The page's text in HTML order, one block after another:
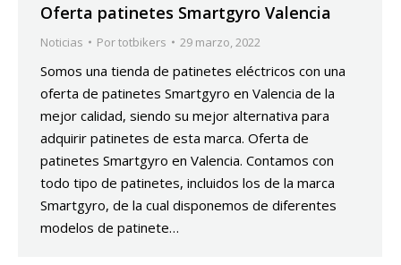
Oferta patinetes Smartgyro Valencia
Noticias Portotbikers 29 marzo, 2022
Somos una tienda de patinetes eléctricos con una
oferta de patinetes Smartgyro en Valencia de la
mejor calidad, siendo su mejor alternativa para
adquirir patinetes de esta marca. Oferta de
patinetes Smartgyro en Valencia. Contamos con
todo tipo de patinetes, incluidos los de la marca
Smartgyro, de la cual disponemos de diferentes
modelos de patinete…